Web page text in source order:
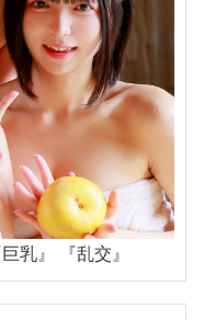
乳』 『乱交』